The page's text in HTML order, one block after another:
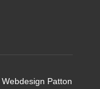
Webdesign Patton